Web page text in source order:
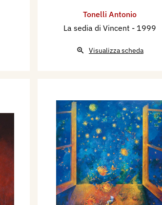
Tonelli Antonio
La sedia di Vincent - 1999
Visualizza scheda